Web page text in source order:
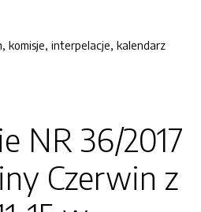
komisje, interpelacje, kalendarz
NR 36/2017
Czerwin z